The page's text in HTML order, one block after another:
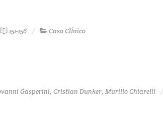
151-156 Caso ClÍnico
Gasperini, Cristian Dunker, Murillo Chiarelli